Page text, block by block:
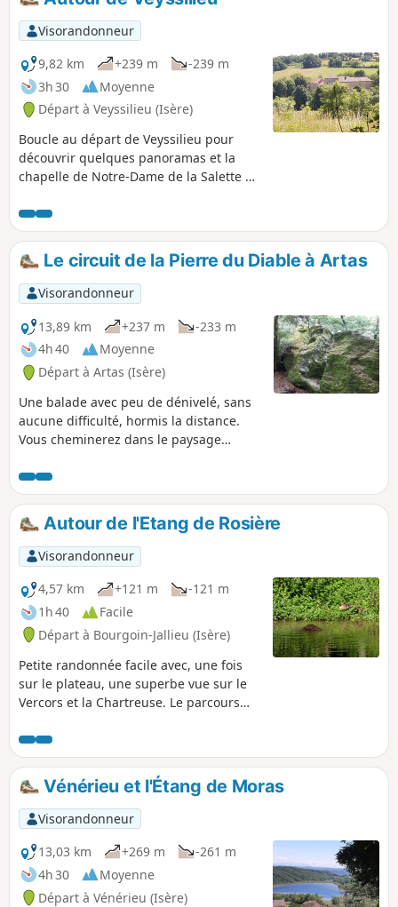
Visorandonneur
9,82 km
+239 m
-239 m
3h 30
Moyenne
Départ à Veyssilieu (Isère)
Boucle au départ de Veyssilieu pour
découvrir quelques panoramas et la
chapelle de Notre-Dame de la Salette au
Remarque : cette boucle emprunte les
trajets indiqués sur le grand plan situé
sur le bord de la route soit : Cros de
Lavan, les Gorges, Frétignier, Seuillere,
Floutier et retour Veyssilieu.
Le circuit de la Pierre du Diable à Artas
Visorandonneur
13,89 km
+237 m
-233 m
4h 40
Moyenne
Départ à Artas (Isère)
Une balade avec peu de dénivelé, sans
aucune difficulté, hormis la distance.
Vous cheminerez dans le paysage
pourrez faire le tour de la Pierre du
Diable, et pourquoi pas l'escalader ?
Autour de l'Etang de Rosière
Visorandonneur
4,57 km
+121 m
-121 m
1h 40
Facile
Départ à Bourgoin-Jallieu (Isère)
Petite randonnée facile avec, une fois
sur le plateau, une superbe vue sur le
Vercors et la Chartreuse. Le parcours
des plateaux agricoles en mélangeant
ombres et lumière. A faire plutôt par
beau temps pour bénéficier de la
fraîcheur de la foret et d'une vue
dégagée.
Vénérieu et l'Étang de Moras
Visorandonneur
13,03 km
+269 m
-261 m
4h 30
Moyenne
Départ à Vénérieu (Isère)